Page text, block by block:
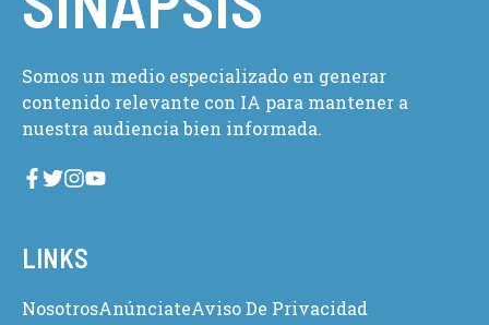
Somos un medio especializado en generar
contenido relevante con IA para mantener a
nuestra audiencia bien informada.
LINKS
NosotrosAnúnciateAviso De Privacidad